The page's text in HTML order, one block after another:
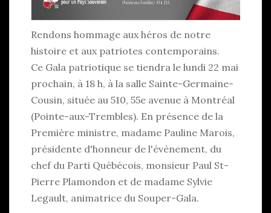
Rendons hommage aux héros de notre
histoire et aux patriotes contemporains.
Ce Gala patriotique se tiendra le lundi 22 mai
prochain, à 18 h, à la salle Sainte-Germaine-
Cousin, située au 510, 55e avenue à Montréal
(Pointe-aux-Trembles). En présence de la
Première ministre, madame Pauline Marois,
présidente d'honneur de l'évènement, du
chef du Parti Québécois, monsieur Paul St-
Pierre Plamondon et de madame Sylvie
Legault, animatrice du Souper-Gala.